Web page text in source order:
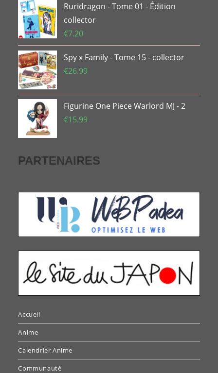
Ruridragon - Tome 01 - Édition
collector
€7.20
Spy x Family - Tome 15 - collector
€26.99
Figurine One Piece Warlord MJ - 2
€15.99
PARTENAIRES
Accueil
Anime
Calendrier Anime
Communauté